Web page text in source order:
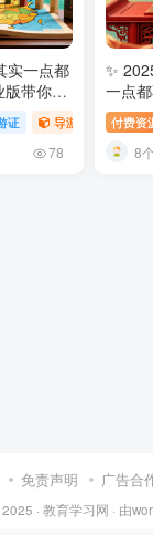
实一点都
带你30
考试全国
证 导游考试[一点都
78
✨
一点
深度
资格
讲攻略
付费资
8
免责声明 广告合
· 教育学习网 · 由